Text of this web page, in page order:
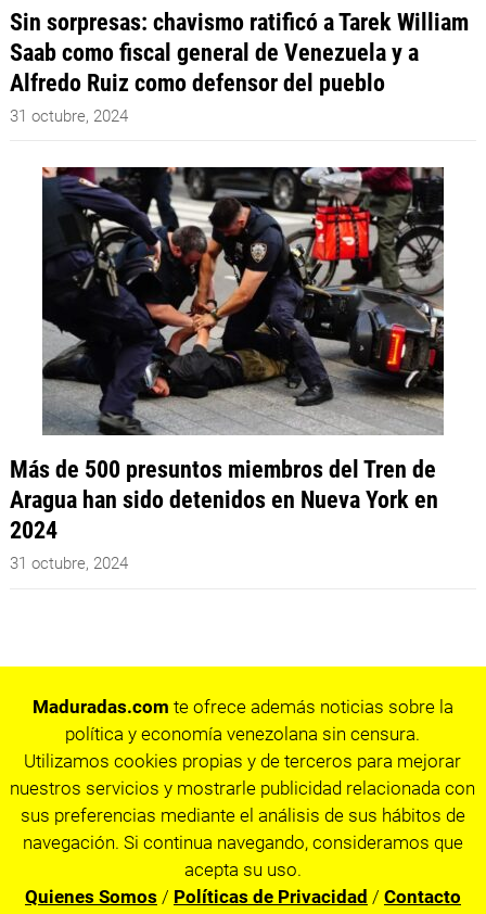
Sin sorpresas: chavismo ratificó a Tarek William
Saab como fiscal general de Venezuela y a
Alfredo Ruiz como defensor del pueblo
31 octubre, 2024
Más de 500 presuntos miembros del Tren de
Aragua han sido detenidos en Nueva York en
2024
31 octubre, 2024
Maduradas.com te ofrece además noticias sobre la
política y economía venezolana sin censura.
Utilizamos cookies propias y de terceros para mejorar
nuestros servicios y mostrarle publicidad relacionada con
sus preferencias mediante el análisis de sus hábitos de
navegación. Si continua navegando, consideramos que
acepta su uso.
Quienes Somos / Políticas de Privacidad / Contacto